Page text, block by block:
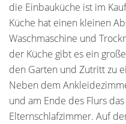
die Einbauküche ist im
Küche hat einen kleinen
Waschmaschine und
der Küche gibt es ein
den Garten und Zutritt zu
Neben dem
und am Ende des Flurs
Elternschlafzimmer. Auf